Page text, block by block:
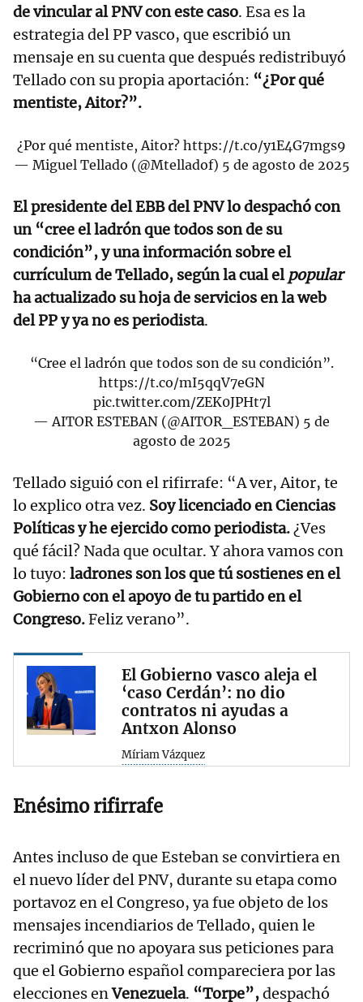
de vincular al PNV con este caso. Esa es la
estrategia del PP vasco, que escribió un
mensaje en su cuenta que después redistribuyó
Tellado con su propia aportación: “¿Por qué
mentiste, Aitor?”.
¿Por qué mentiste, Aitor? https://t.co/y1E4G7mgs9
— Miguel Tellado (@Mtelladof) 5 de agosto de 2025
El presidente del EBB del PNV lo despachó con
un “cree el ladrón que todos son de su
condición”, y una información sobre el
currículum de Tellado, según la cual elpopular
ha actualizado su hoja de servicios en la web
del PP y ya no es periodista.
“Cree el ladrón que todos son de su condición”.
https://t.co/mI5qqV7eGN
pic.twitter.com/ZEK0JPHt7l
— AITOR ESTEBAN (@AITOR_ESTEBAN) 5 de
agosto de 2025
Tellado siguió con el rifirrafe: “A ver, Aitor, te
lo explico otra vez. Soy licenciado en Ciencias
Políticas y he ejercido como periodista.¿Ves
qué fácil? Nada que ocultar. Y ahora vamos con
lo tuyo: ladrones son los que tú sostienes en el
Gobierno con el apoyo de tu partido en el
Congreso.Feliz verano”.
El Gobierno vasco aleja el
‘caso Cerdán’: no dio
contratos ni ayudas a
Antxon Alonso
Míriam Vázquez
Enésimo rifirrafe
Antes incluso de que Esteban se convirtiera en
el nuevo líder del PNV, durante su etapa como
portavoz en el Congreso, ya fue objeto de los
mensajes incendiarios de Tellado, quien le
recriminó que no apoyara sus peticiones para
que el Gobierno español compareciera por las
elecciones enVenezuela. “Torpe”,despachó